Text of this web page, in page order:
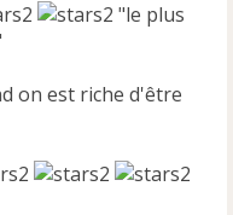
"le plus
on est riche d'être